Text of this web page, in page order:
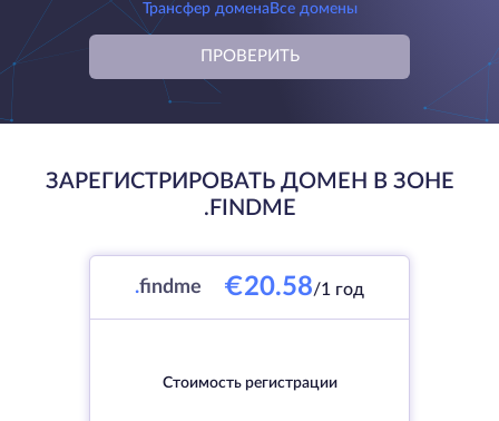
Трансфер домена Все домены
ПРОВЕРИТЬ
ЗАРЕГИСТРИРОВАТЬ ДОМЕН В ЗОНЕ
.FINDME
.findme €20.58/1 год
Стоимость регистрации